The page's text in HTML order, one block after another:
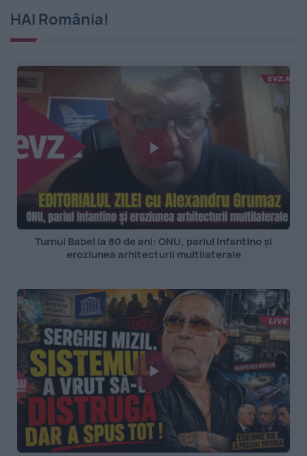
HAI România!
Turnul Babel la 80 de ani: ONU, pariul Infantino și
eroziunea arhitecturii multilaterale